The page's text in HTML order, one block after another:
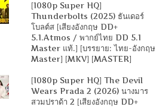
[1080p Super HQ]
Thunderbolts (2025) ธันเดอร์
โบลต์ส [เสียงอังกฤษ DD+
5.1.Atmos / พากย์ไทย DD 5.1
Master แท้.] [บรรยาย: ไทย-อังกฤษ
Master] [MKV] [MASTER]
[1080p Super HQ] The Devil
Wears Prada 2 (2026) นางมาร
สวมปราด้า 2 [เสียงอังกฤษ DD+